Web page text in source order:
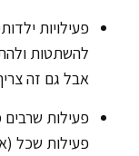
פעילויות
להשתטות
אבל גם זה
פעילות
פעילות שכל